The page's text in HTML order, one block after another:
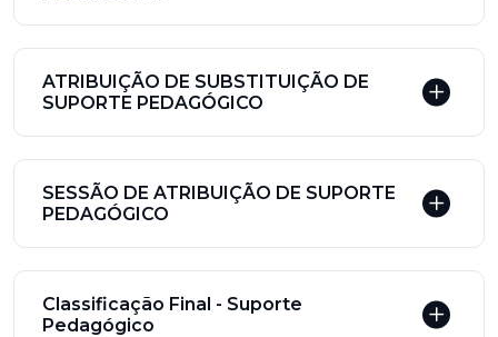
ATRIBUIÇÃO DE SUBSTITUIÇÃO DE
SUPORTE PEDAGÓGICO
SESSÃO DE ATRIBUIÇÃO DE SUPORTE
PEDAGÓGICO
Classificação Final - Suporte
Pedagógico